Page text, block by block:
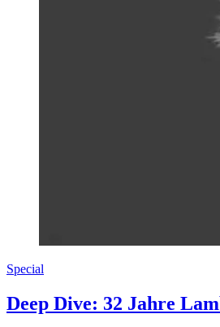
Special
Deep Dive: 32 Jahre